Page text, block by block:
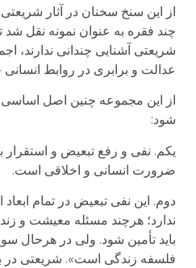
از این سنخ سخنان در آثار
چند فقره به عنوان نمونه نقل شد
شریعتی آشنایی چندانی ندارند،
عدالت و برابری در روابط
از این مجموعه چنین اصل
شود:
یکم. نفی و رفع تبعیض و استقرار
ضرورت انسانی و اخلاقی است.
دوم. این نفی تبعیض در تمام
ندارد؛ هرچند مسئله معیشت و
باید تأمین شود. ولی در هرحال
فلسفه زندگی است». شریعتی در